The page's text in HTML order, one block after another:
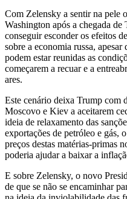
Com Zelensky a sentir na pele
Washington após a chegada
conseguir esconder os efeitos
sobre a economia russa, apesar
podem estar reunidas as
começarem a recuar e a
ares.
Este cenário deixa Trump com
Moscovo e Kiev a aceitarem
ideia de relaxamento das
exportações de petróleo e gás,
preços destas matérias-primas
poderia ajudar a baixar a
E sobre Zelensky, o novo
de que se não se encaminhar